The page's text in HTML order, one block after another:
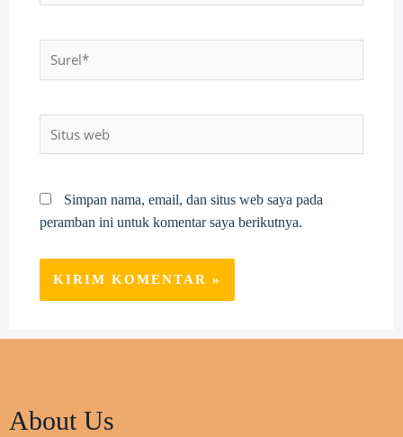
Simpan nama, email, dan situs web saya pada
peramban ini untuk komentar saya berikutnya.
About Us